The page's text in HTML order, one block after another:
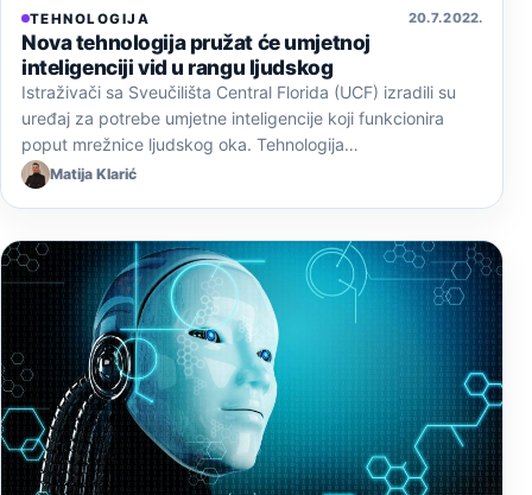
TEHNOLOGIJA 20. 7. 2022.
Nova tehnologija pružat će umjetnoj
inteligenciji vid u rangu ljudskog
Istraživači sa Sveučilišta Central Florida (UCF) izradili su
uređaj za potrebe umjetne inteligencije koji funkcionira
poput mrežnice ljudskog oka. Tehnologija…
Matija Klarić